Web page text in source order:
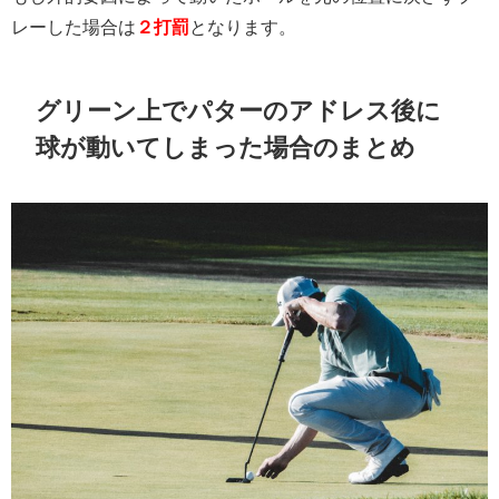
レーした場合は ２打罰 となります。
グリーン上でパターのアドレス後に
球が動いてしまった場合のまとめ